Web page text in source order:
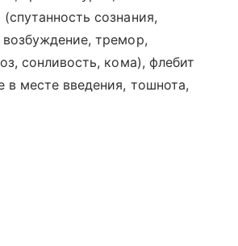
сознания,
тремор,
сонливость, кома), флебит
в месте введения, тошнота,